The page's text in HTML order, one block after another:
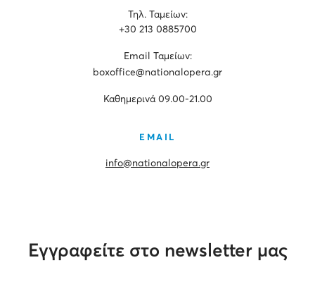
Τηλ. Ταμείων:
+30 213 0885700
Εmail Ταμείων:
boxoffice@nationalopera.gr
Καθημερινά 09.00-21.00
EMAIL
info@nationalopera.gr
Εγγραφείτε στο newsletter μας